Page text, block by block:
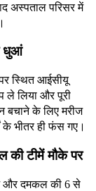
अस्पताल परिसर में
धुआं
स्थित आईसीयू
ले लिया और पूरी
बचाने के लिए मरीज
भीतर ही फंस गए।
की टीमें मौके पर
और दमकल की 6 से